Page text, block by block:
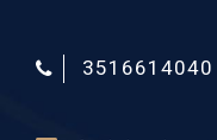
3516614040